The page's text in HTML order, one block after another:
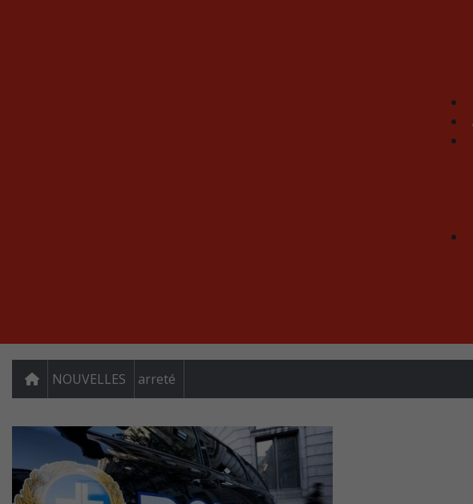
NOUVELLES arreté